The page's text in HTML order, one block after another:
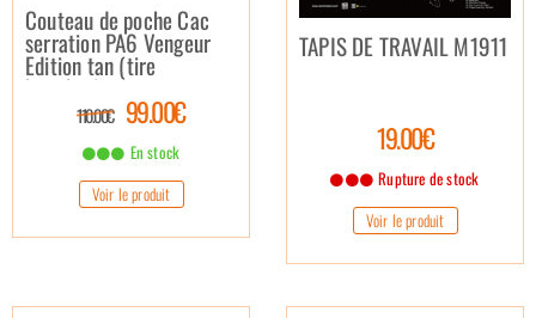
Couteau de poche Cac
serration PA6 Vengeur
Edition tan (tire
bouchon)
110.00€ 99.00€
En stock
Voir le produit
TAPIS DE TRAVAIL M1911
19.00€
Rupture de stock
Voir le produit